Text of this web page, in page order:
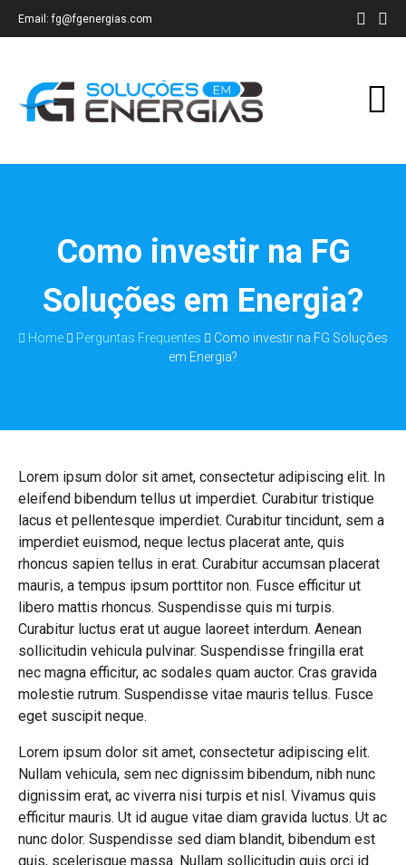
Email: fg@fgenergias.com
Como investir na FG
Soluções em Energia?
Home Perguntas Frequentes
Como investir na FG Soluções
em Energia?
Lorem ipsum dolor sit amet, consectetur adipiscing elit. In
eleifend bibendum tellus ut imperdiet. Curabitur tristique
lacus et pellentesque imperdiet. Curabitur tincidunt, sem a
imperdiet euismod, neque lectus placerat ante, quis
rhoncus sapien tellus in erat. Curabitur accumsan placerat
mauris, a tempus ipsum porttitor non. Fusce efficitur ut
libero mattis rhoncus. Suspendisse quis mi turpis.
Curabitur luctus erat ut augue laoreet interdum. Aenean
sollicitudin vehicula pulvinar. Suspendisse fringilla erat
nec magna efficitur, ac sodales quam auctor. Cras gravida
molestie rutrum. Suspendisse vitae mauris tellus. Fusce
eget suscipit neque.
Lorem ipsum dolor sit amet, consectetur adipiscing elit.
Nullam vehicula, sem nec dignissim bibendum, nibh nunc
dignissim erat, ac viverra nisi turpis et nisl. Vivamus quis
efficitur mauris. Ut id augue vitae diam gravida luctus. Ut ac
nunc dolor. Suspendisse sed diam blandit, bibendum est
quis, scelerisque massa. Nullam sollicitudin quis orci id